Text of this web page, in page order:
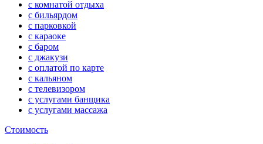
с комнатой отдыха
с бильярдом
с парковкой
с караоке
с баром
с джакузи
с оплатой по карте
с кальяном
с телевизором
с услугами банщика
с услугами массажа
Стоимость